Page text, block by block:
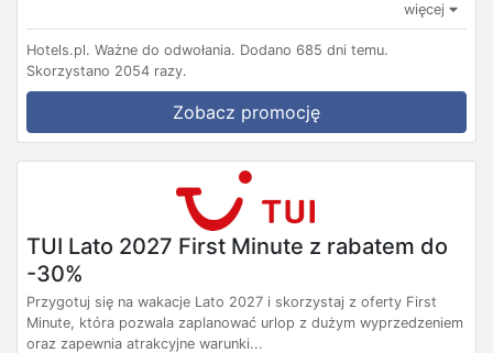
więcej
Hotels.pl. Ważne do odwołania. Dodano 685 dni temu.
Skorzystano 2054 razy.
Zobacz promocję
TUI Lato 2027 First Minute z rabatem do
-30%
Przygotuj się na wakacje Lato 2027 i skorzystaj z oferty First
Minute, która pozwala zaplanować urlop z dużym wyprzedzeniem
oraz zapewnia atrakcyjne warunki...